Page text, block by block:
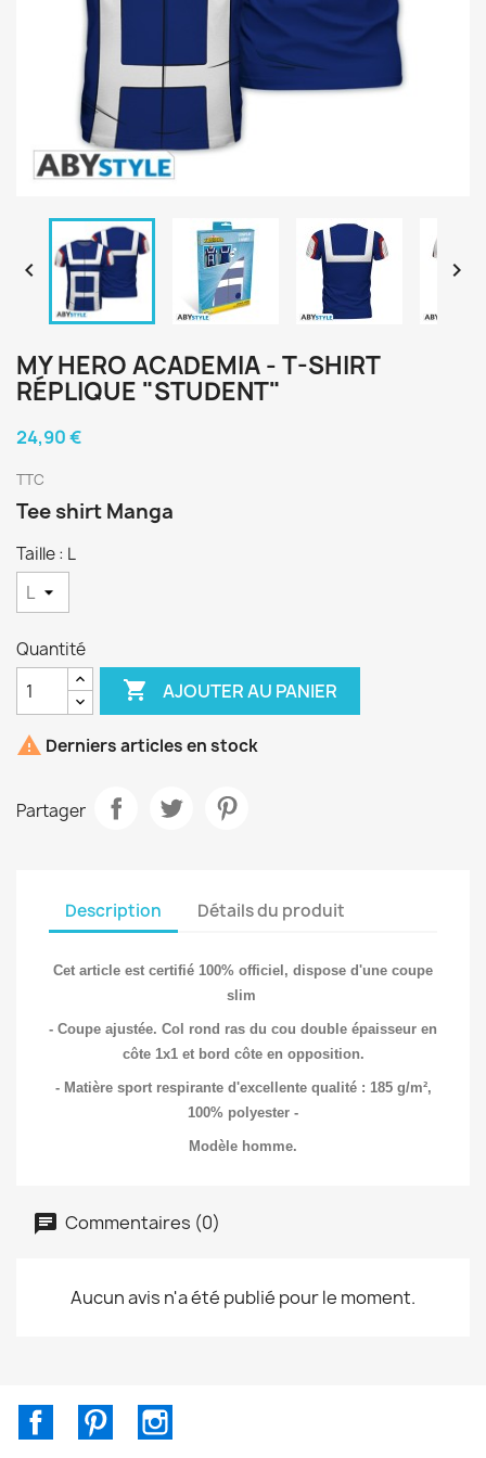
 
MY HERO ACADEMIA - T-SHIRT
RÉPLIQUE "STUDENT"
24,90 €
TTC
Tee shirt Manga
Taille : L
Quantité
 AJOUTER AU PANIER
 Derniers articles en stock
Partager
Description Détails du produit
Cet article est certifié 100% officiel, dispose d'une coupe
slim
- Coupe ajustée. Col rond ras du cou double épaisseur en
côte 1x1 et bord côte en opposition.
- Matière sport respirante d'excellente qualité : 185 g/m²,
100% polyester -
Modèle homme.
Commentaires (0)
Aucun avis n'a été publié pour le moment.
FacebookPinterest